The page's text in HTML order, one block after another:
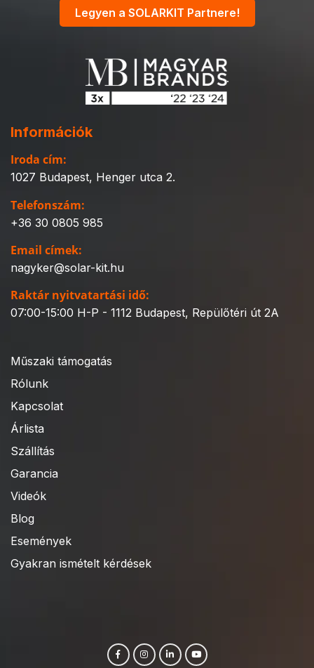
Legyen a SOLARKIT Partnere!
Információk
Iroda cím:
1027 Budapest, Henger utca 2.
Telefonszám:
+36 30 0805 985
Email címek:
nagyker@solar-kit.hu
Raktár nyitvatartási idő:
07:00-15:00 H-P - 1112 Budapest, Repülőtéri út 2A
Műszaki támogatás
Rólunk
Kapcsolat
Árlista
Szállítás
Garancia
Videók
Blog
Események
Gyakran ismételt kérdések